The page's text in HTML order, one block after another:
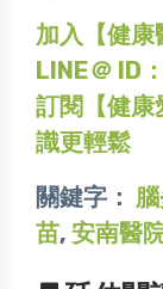
加入【健康
LINE＠ ID
訂閱【健康
識更輕鬆
關鍵字：
苗, 安南醫